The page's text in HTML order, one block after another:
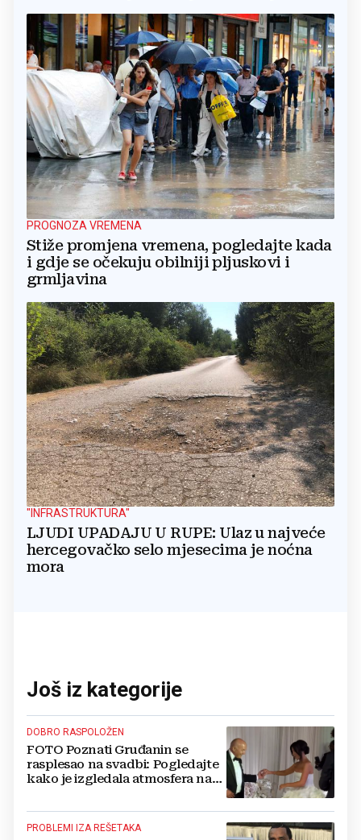
PROGNOZA VREMENA
Stiže promjena vremena, pogledajte kada
i gdje se očekuju obilniji pljuskovi i
grmljavina
"INFRASTRUKTURA"
LJUDI UPADAJU U RUPE: Ulaz u najveće
hercegovačko selo mjesecima je noćna
mora
Još iz kategorije
DOBRO RASPOLOŽEN
FOTO Poznati Gruđanin se
rasplesao na svadbi: Pogledajte
kako je izgledala atmosfera na
PROBLEMI IZA REŠETAKA